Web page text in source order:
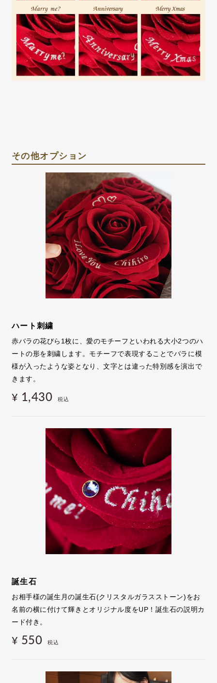
その他オプション
ハート刺繍
赤バラの花びら1枚に、愛のモチーフといわれる大小2つのハ
ートの形を刺繍します。モチーフで表現することでバラに模
様が入ったような姿となり、文字とは違った特別感を演出で
きます。
¥ 1,430 税込
誕生石
お相手様の誕生月の誕生石(クリスタルガラスストーン)をお
名前の横に付けて輝きとオリジナル度をUP！誕生石の説明カ
ード付き。
¥ 550 税込